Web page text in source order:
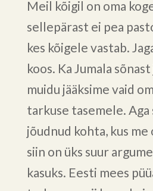
Meil kõigil on oma
sellepärast ei pea
kes kõigele vastab.
koos. Ka Jumala
muidu jääksime vaid
tarkuse tasemele.
jõudnud kohta, kus me
siin on üks suur
kasuks. Eesti mees